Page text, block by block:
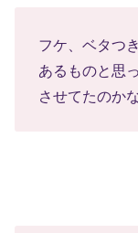
フケ、ベタつ
あるものと思
させてたのか